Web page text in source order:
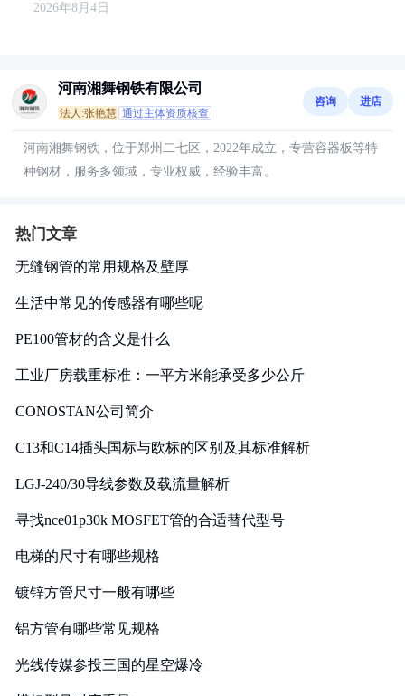
2026年8月4日
河南湘舞钢铁有限公司
法人:张艳慧 通过主体资质核查
咨询 进店
河南湘舞钢铁，位于郑州二七区，2022年成立，专营容器板等特
种钢材，服务多领域，专业权威，经验丰富。
热门文章
无缝钢管的常用规格及壁厚
生活中常见的传感器有哪些呢
PE100管材的含义是什么
工业厂房载重标准：一平方米能承受多少公斤
CONOSTAN公司简介
C13和C14插头国标与欧标的区别及其标准解析
LGJ-240/30导线参数及载流量解析
寻找nce01p30k MOSFET管的合适替代型号
电梯的尺寸有哪些规格
镀锌方管尺寸一般有哪些
铝方管有哪些常见规格
光线传媒参投三国的星空爆冷